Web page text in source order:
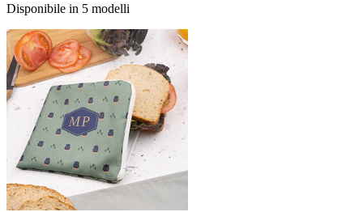
Disponibile in 5 modelli